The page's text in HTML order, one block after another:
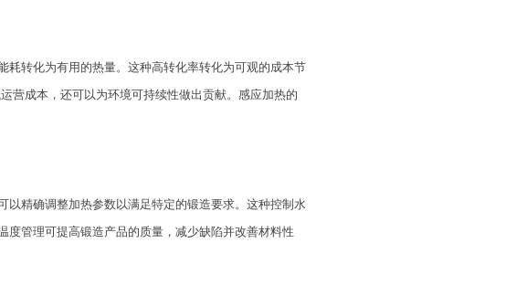
耗转化为有用的热量。这种高转化率转化为可观的成本节
营成本，还可以为环境可持续性做出贡献。感应加热的
以精确调整加热参数以满足特定的锻造要求。这种控制水
管理可提高锻造产品的质量，减少缺陷并改善材料性